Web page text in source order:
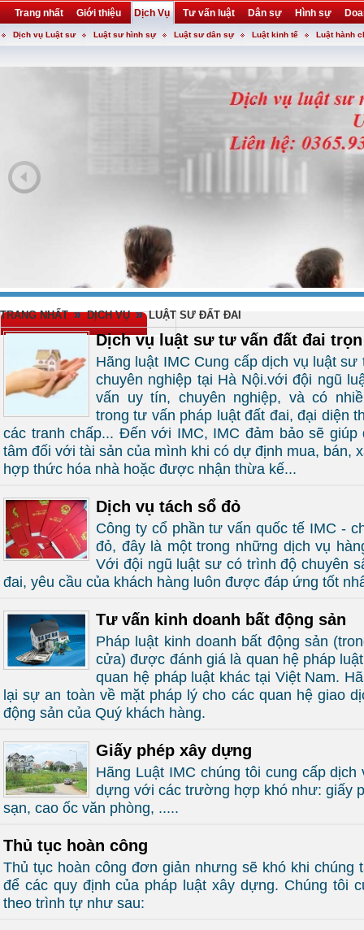
Trang nhất Giới thiệu Dịch Vụ Tư vấn luật Dân sự Hình sự
Khuyến mại Liên hệ forum utility
Dịch vụ Luật sư Luật sư hình sự Luật sư dân sự Luật kinh tế Luật hành
TRANG NHẤT » DỊCH VỤ » LUẬT SƯ ĐẤT ĐAI
Dịch vụ luật sư tư vấn đất đai
Hãng luật IMC Cung cấp dịch vụ luật
chuyên nghiệp tại Hà Nội.với đội ngũ
vấn uy tín, chuyên nghiệp, và có
trong tư vấn pháp luật đất đai, đại diện
các tranh chấp... Đến với IMC, IMC đảm bảo sẽ giúp
tâm đối với tài sản của mình khi có dự định mua, bán,
hợp thức hóa nhà hoặc được nhận thừa kế...
Dịch vụ tách sổ đỏ
Công ty cổ phần tư vấn quốc tế IMC -
đỏ, đây là một trong những dịch vụ
Với đội ngũ luật sư có trình độ chuyên
đai, yêu cầu của khách hàng luôn được đáp ứng tốt
Tư vấn kinh doanh bất động sản
Pháp luật kinh doanh bất động sản
cửa) được đánh giá là quan hệ pháp
quan hệ pháp luật khác tại Việt Nam.
lại sự an toàn về mặt pháp lý cho các quan hệ giao
động sản của Quý khách hàng.
Giấy phép xây dựng
Hãng Luật IMC chúng tôi cung cấp
dựng với các trường hợp khó như: giấy
sạn, cao ốc văn phòng, .....
Thủ tục hoàn công
Thủ tục hoàn công đơn giản nhưng sẽ khó khi chúng
để các quy định của pháp luật xây dựng. Chúng tôi
theo trình tự như sau: